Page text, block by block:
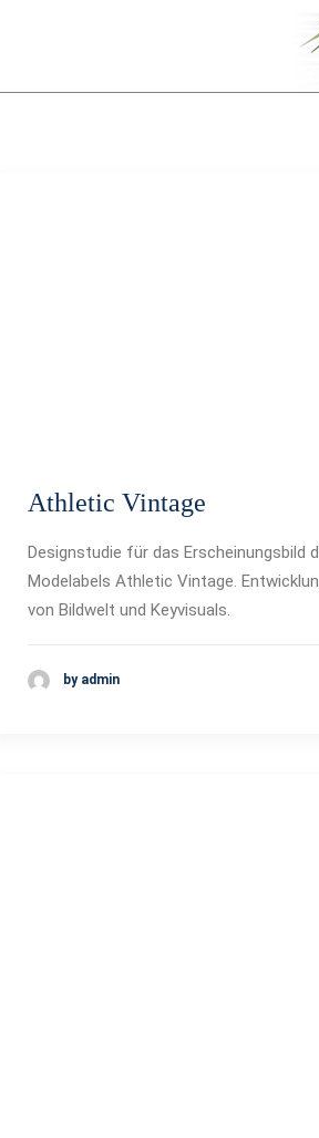
Athletic Vintage
Designstudie für das Erscheinungsbild
Modelabels Athletic Vintage.
von Bildwelt und Keyvisuals.
by admin